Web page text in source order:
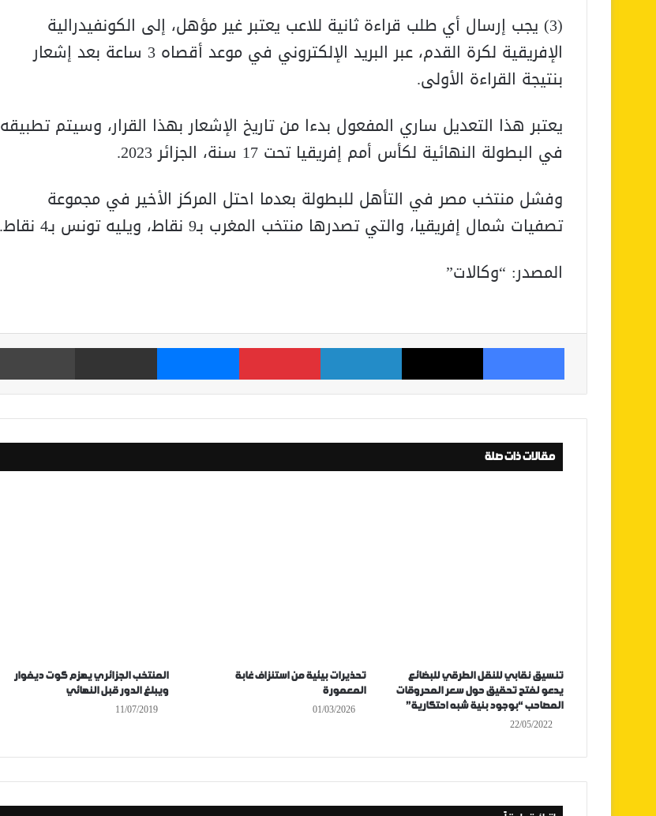
(3) يجب إرسال أي طلب قراءة ثانية للاعب يعتبر غير مؤهل، إلى الكونفيدرالية
الإفريقية لكرة القدم، عبر البريد الإلكتروني في موعد أقصاه 3 ساعة بعد إشعار
بنتيجة القراءة الأولى.
يعتبر هذا التعديل ساري المفعول بدءا من تاريخ الإشعار بهذا القرار، وسيتم تطبيقه
في البطولة النهائية لكأس أمم إفريقيا تحت 17 سنة، الجزائر 2023.
وفشل منتخب مصر في التأهل للبطولة بعدما احتل المركز الأخير في مجموعة
تصفيات شمال إفريقيا، والتي تصدرها منتخب المغرب بـ9 نقاط، ويليه تونس بـ4 نقاط.
المصدر: “وكالات”
فيسبوك ‫X لينكدإن بينتيريست ماسنجر مشاركة عبر البريد
مقالات ذات صلة
تنسيق نقابي للنقل الطرقي للبضائع
يدعو لفتح تحقيق حول سعر المحروقات
المصاحب “بوجود بنية شبه احتكارية”
22/05/2022
تحذيرات بيئية من استنزاف غابة
المعمورة
01/03/2026
المنتخب الجزائري يهزم كوت ديفوار
ويبلغ الدور قبل النهائي
11/07/2019